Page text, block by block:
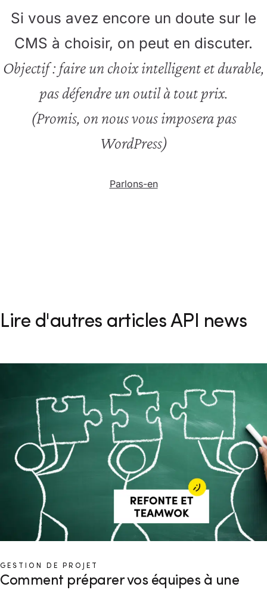
Si vous avez encore un doute sur le
CMS à choisir, on peut en discuter.
Objectif : faire un choix intelligent et durable,
pas défendre un outil à tout prix.
(Promis, on nous vous imposera pas
WordPress)
Parlons-en
Lire d'autres articles API news
GESTION DE PROJET
Comment préparer vos équipes à une